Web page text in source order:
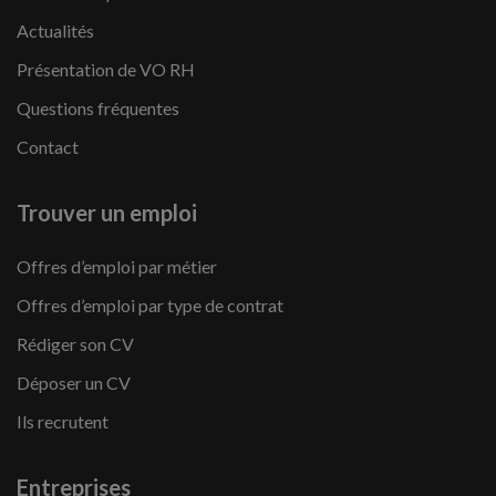
Actualités
Présentation de VO RH
Questions fréquentes
Contact
Trouver un emploi
Offres d’emploi par métier
Offres d’emploi par type de contrat
Rédiger son CV
Déposer un CV
Ils recrutent
Entreprises